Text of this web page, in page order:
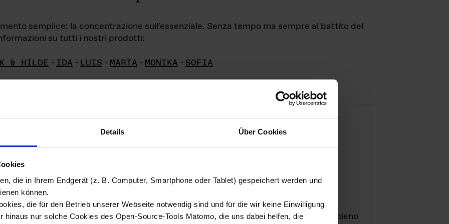
Details Über Cookies
die in Ihrem Endgerät (z. B. Computer, Smartphone oder Tablet) gespeichert werden und
können.
die für den Betrieb unserer Webseite notwendig sind und für die wir keine Einwilligung
hinaus nur solche Cookies des Open-Source-Tools Matomo, die uns dabei helfen, die
semplice: la concentrazione sull'essenziale. Senza tempo ma sempre al battito del
su tutti i nostri prodotti:
& HILDE - IDA - LUIS - MARTA - MONIKA - SOFIA
di immagini
materiale fotografico sono detenuti daDas ganze LebenGmbH e rimangono in pieno